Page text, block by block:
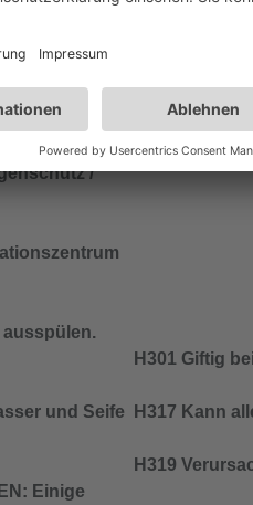
/
ausspülen.
und Seife
Einige
H301 Giftig
H317 Kann
H319